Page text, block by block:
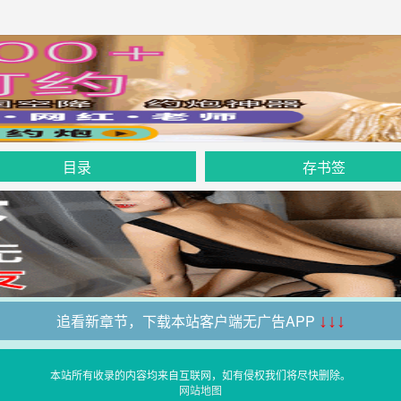
目录 存书签
追看新章节，下载本站客户端无广告APP ↓↓↓
本站所有收录的内容均来自互联网，如有侵权我们将尽快删除。
网站地图